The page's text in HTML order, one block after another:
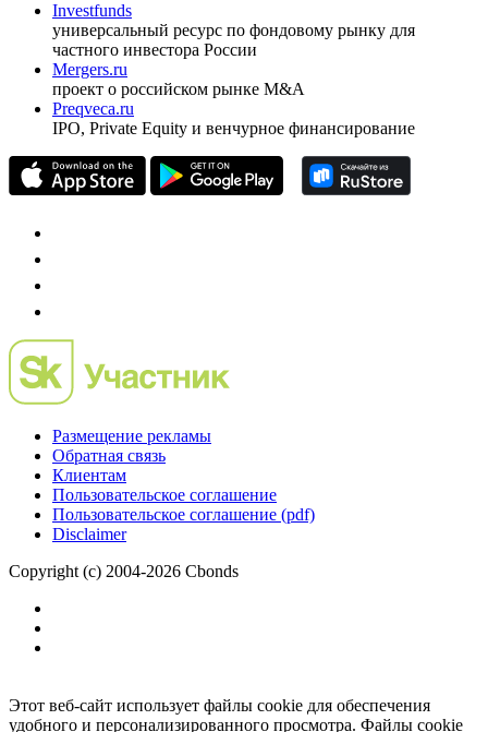
Investfunds
универсальный ресурс по фондовому рынку для
частного инвестора России
Mergers.ru
проект о российском рынке M&A
Preqveca.ru
IPO, Private Equity и венчурное финансирование
Размещение рекламы
Обратная связь
Клиентам
Пользовательское соглашение
Пользовательское соглашение (pdf)
Disclaimer
Copyright (c) 2004-2026 Cbonds
Этот веб-сайт использует файлы cookie для обеспечения
удобного и персонализированного просмотра. Файлы cookie